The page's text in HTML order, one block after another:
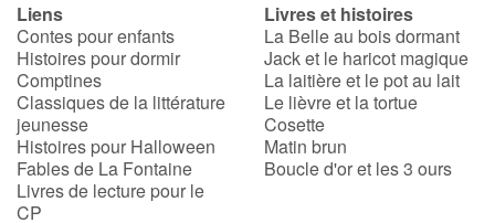
Écoles
Médiathèques
Vidéos & Tutoriaux
Liens
Contes pour enfants
Histoires pour dormir
Comptines
Classiques de la littérature
jeunesse
Histoires pour Halloween
Fables de La Fontaine
Livres de lecture pour le
CP
Livres et histoires
La Belle au bois dormant
Jack et le haricot magique
La laitière et le pot au lait
Le lièvre et la tortue
Cosette
Matin brun
Boucle d'or et les 3 ours